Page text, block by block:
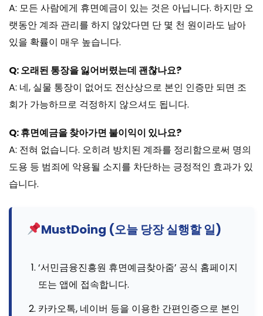
A: 모든 사람에게 휴면예금이 있는 것은 아닙니다. 하지만 오
랫동안 계좌 관리를 하지 않았다면 단 몇 천 원이라도 남아
있을 확률이 매우 높습니다.
Q: 오래된 통장을 잃어버렸는데 괜찮나요?
A: 네, 실물 통장이 없어도 전산상으로 본인 인증만 되면 조
회가 가능하므로 걱정하지 않으셔도 됩니다.
Q: 휴면예금을 찾아가면 불이익이 있나요?
A: 전혀 없습니다. 오히려 방치된 계좌를 정리함으로써 명의
도용 등 범죄에 악용될 소지를 차단하는 긍정적인 효과가 있
습니다.
MustDoing (오늘 당장 실행할 일)
‘서민금융진흥원 휴면예금찾아줌’ 공식 홈페이지
또는 앱에 접속합니다.
카카오톡, 네이버 등을 이용한 간편인증으로 본인